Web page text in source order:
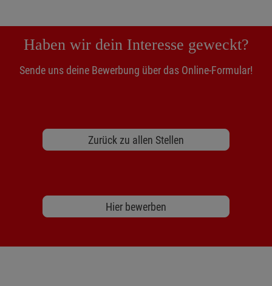
Haben wir dein Interesse geweckt?
Sende uns deine Bewerbung über das Online-Formular!
Zurück zu allen Stellen
Hier bewerben